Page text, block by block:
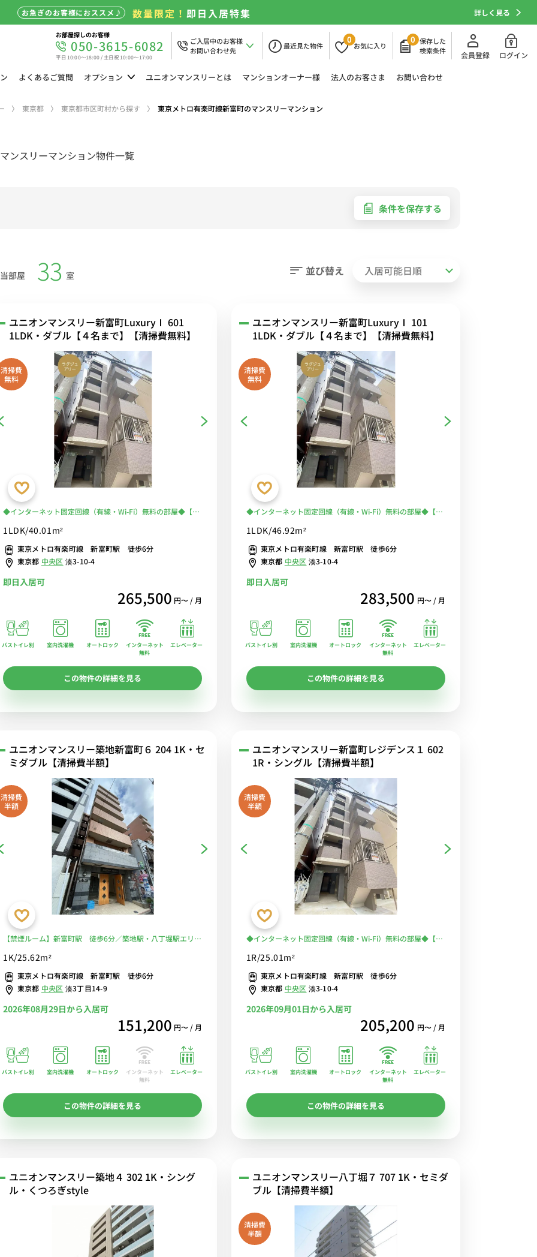
お急ぎのお客様におススメ♪ 数量限定！即日入居特集 詳しく見る
お部屋探しのお客様
050-3615-6082
平日 10:00～18:00 / 土日祝 10:00～17:00
ご入居中のお客様
お問い合わせ先
最近見た物件
0
お気に入り
0 保存した
検索条件
会員登録 ログイン
よくあるご質問 オプション ユニオンマンスリーとは マンションオーナー様 法人のお客さま お問い合わせ
東京都 東京都市区町村から探す 東京メトロ有楽町線新富町のマンスリーマンション
ンスリーマンション物件一覧
条件を保存する
部屋 33 室 並び替え
ユニオンマンスリー新富町LuxuryⅠ 601
1LDK・ダブル【４名まで】【清掃費無料】
清掃費
無料
◆インターネット固定回線（有線・Wi-Fi）無料の部屋◆【禁
包まれた街に存在する、ホテルライクな空間で良質なくらし
を。
1LDK/40.01m²
東京メトロ有楽町線 新富町駅 徒歩6分
東京都 中央区 湊3-10-4
即日入居可
265,500 円〜 / 月
バストイレ別 室内洗濯機 オートロック
インターネット
無料
エレベーター
この物件の詳細を見る
ユニオンマンスリー新富町LuxuryⅠ 101
1LDK・ダブル【４名まで】【清掃費無料】
清掃費
無料
◆インターネット固定回線（有線・Wi-Fi）無料の部屋◆【禁
囲気。オフィス街と住宅地の融合した街で下町情緒もあり、
楽しみ方は無限大。
1LDK/46.92m²
東京メトロ有楽町線 新富町駅 徒歩6分
東京都 中央区 湊3-10-4
即日入居可
283,500 円〜 / 月
バストイレ別 室内洗濯機 オートロック
インターネット
無料
エレベーター
この物件の詳細を見る
ユニオンマンスリー築地新富町６ 204 1K・セ
ミダブル【清掃費半額】
清掃費
半額
【禁煙ルーム】新富町駅 徒歩6分／築地駅・八丁堀駅エリア
1K/25.62m²
東京メトロ有楽町線 新富町駅 徒歩6分
東京都 中央区 湊3丁目14-9
2026年08月29日から入居可
151,200 円〜 / 月
バストイレ別 室内洗濯機 オートロック
インターネット
無料
エレベーター
この物件の詳細を見る
ユニオンマンスリー新富町レジデンス１ 602
1R・シングル【清掃費半額】
清掃費
半額
◆インターネット固定回線（有線・Wi-Fi）無料の部屋◆【禁
＆バストイレ別！浴室乾燥機・独立洗面台・温水洗浄便座完
備！安心の建物AL・宅配ボックス・室内洗濯機あり♪ローテ
ーブル・ソファのあるゆったり25㎡のお部屋
1R/25.01m²
東京メトロ有楽町線 新富町駅 徒歩6分
東京都 中央区 湊3-10-4
2026年09月01日から入居可
205,200 円〜 / 月
バストイレ別 室内洗濯機 オートロック
インターネット
無料
エレベーター
この物件の詳細を見る
ユニオンマンスリー築地４ 302 1K・シング
ル・くつろぎstyle
ユニオンマンスリー八丁堀７ 707 1K・セミダ
ブル【清掃費半額】
清掃費
半額